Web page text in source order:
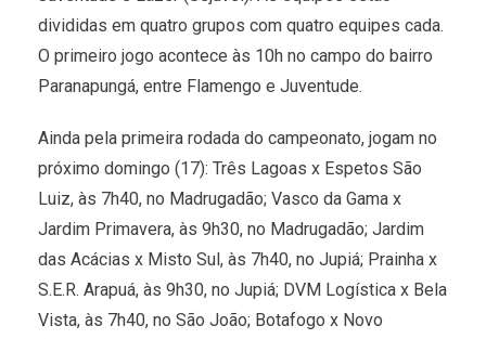
divididas em quatro grupos com quatro equipes cada.
O primeiro jogo acontece às 10h no campo do bairro
Paranapungá, entre Flamengo e Juventude.
Ainda pela primeira rodada do campeonato, jogam no
próximo domingo (17): Três Lagoas x Espetos São
Luiz, às 7h40, no Madrugadão; Vasco da Gama x
Jardim Primavera, às 9h30, no Madrugadão; Jardim
das Acácias x Misto Sul, às 7h40, no Jupiá; Prainha x
S.E.R. Arapuá, às 9h30, no Jupiá; DVM Logística x Bela
Vista, às 7h40, no São João; Botafogo x Novo